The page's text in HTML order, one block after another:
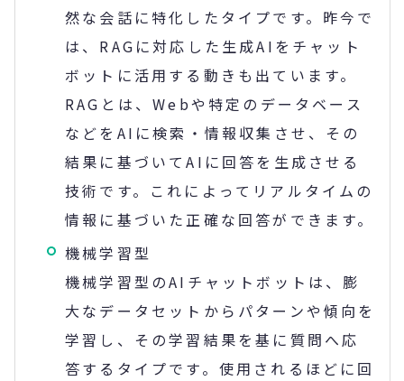
然な会話に特化したタイプです。昨今で
は、RAGに対応した生成AIをチャット
ボットに活用する動きも出ています。
RAGとは、Webや特定のデータベース
などをAIに検索・情報収集させ、その
結果に基づいてAIに回答を生成させる
技術です。これによってリアルタイムの
情報に基づいた正確な回答ができます。
機械学習型
機械学習型のAIチャットボットは、膨
大なデータセットからパターンや傾向を
学習し、その学習結果を基に質問へ応
答するタイプです。使用されるほどに回